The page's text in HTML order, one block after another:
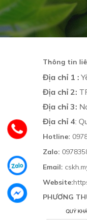
Thông tin
Địa chỉ 1 :
Địa chỉ 2:
Địa chỉ 3:
Địa chỉ 4:
Hotline:
Zalo:
Email:
Website:
PHƯƠNG